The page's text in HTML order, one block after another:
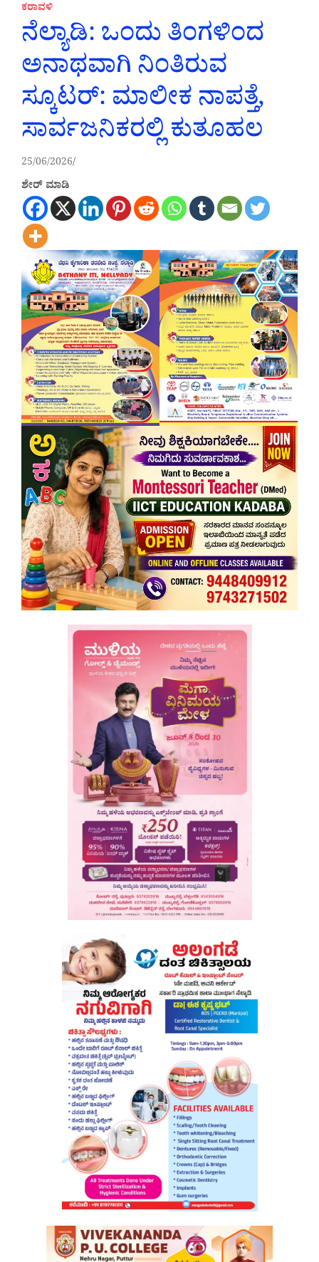
ಕರಾವಳಿ
ನೆಲ್ಯಾಡಿ: ಒಂದು ತಿಂಗಳಿಂದ
ಅನಾಥವಾಗಿ ನಿಂತಿರುವ
ಸ್ಕೂಟರ್: ಮಾಲೀಕ ನಾಪತ್ತೆ,
ಸಾರ್ವಜನಿಕರಲ್ಲಿ ಕುತೂಹಲ
25/06/2026
ಶೇರ್ ಮಾಡಿ